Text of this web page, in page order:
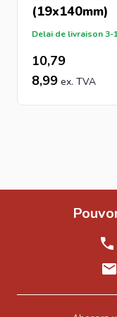
Installez une
Positionnez les
recommandations
Respectez les
pour la ventilation.
environnements
Une terrasse bien
son aspect
régulièrement la
mousses et autres
l’air sous la
(19x140mm)
Delai de livraison 3-
10,79
8,99